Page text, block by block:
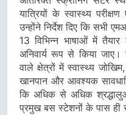
यात्रियों के स्वास्थ्य
उन्होंने निर्देश दिए कि सभी
13 विभिन्न भाषाओं में
अनिवार्य रूप से किया
वाले क्षेत्रों में स्वास्थ्य
खानपान और आवश्यक
कि अधिक से अधिक
प्रमुख बस स्टेशनों के पास ही